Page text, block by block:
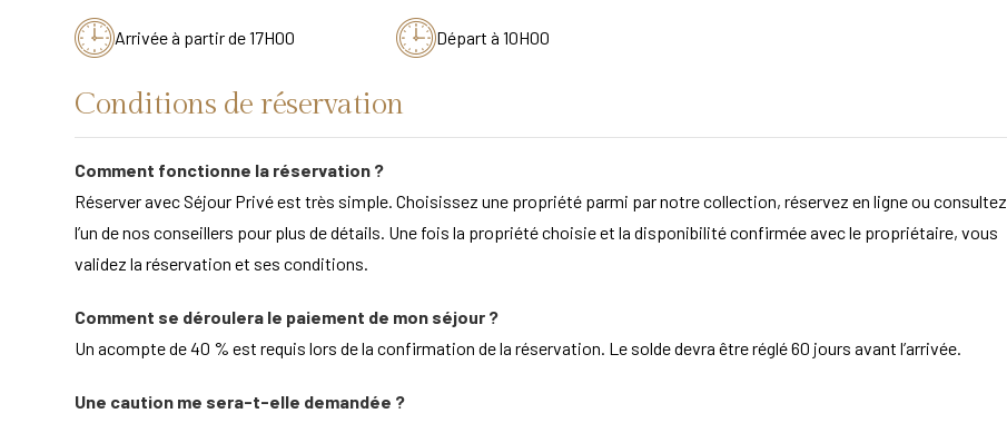
Arrivée à partir de 17H00 Départ à 10H00
Conditions de réservation
Comment fonctionne la réservation ?
Réserver avec Séjour Privé est très simple. Choisissez une propriété parmi par notre collection, réservez en ligne ou consultez
l’un de nos conseillers pour plus de détails. Une fois la propriété choisie et la disponibilité confirmée avec le propriétaire, vous
validez la réservation et ses conditions.
Comment se déroulera le paiement de mon séjour ?
Un acompte de 40 % est requis lors de la confirmation de la réservation. Le solde devra être réglé 60 jours avant l’arrivée.
Une caution me sera-t-elle demandée ?